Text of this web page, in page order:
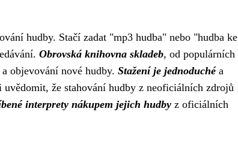
hudby. Stačí zadat "mp3 hudba" nebo "hudba ke
Obrovská knihovna skladeb, od populárních
objevování nové hudby. Stažení je jednoduchéa
že stahování hudby z neoficiálních zdrojů
interprety nákupem jejich hudby z oficiálních